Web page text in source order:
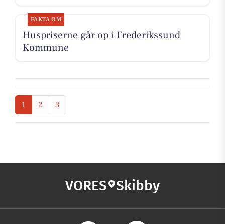
FAKTA OM
Huspriserne går op i Frederikssund
Kommune
1 2 3
VORES Skibby